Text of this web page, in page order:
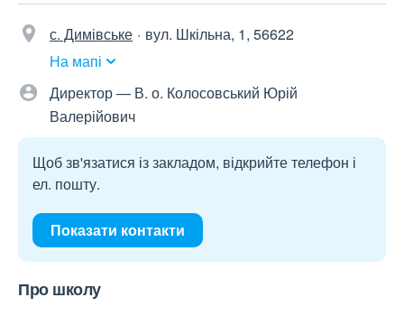
с. Димівське
вул. Шкільна, 1, 56622
На мапі
Директор — В. о. Колосовський Юрій
Валерійович
Щоб зв'язатися із закладом, відкрийте телефон і
ел. пошту.
Показати контакти
Про школу